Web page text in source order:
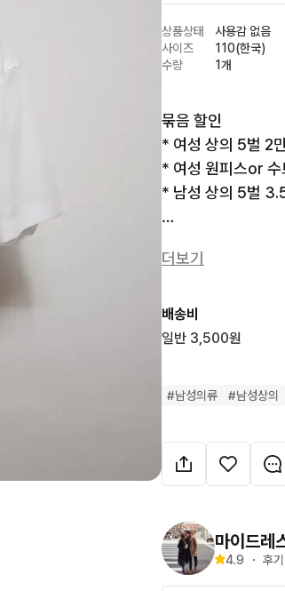
상품상태
사용감 없음
사이즈
110(한국)
수량
1개
묶음 할인
* 여성 상의 5벌 2
* 여성 원피스or
* 남성 상의 5벌
총  기  장 :73
팔  길  이 :25
- 판매금액에 따라
감과 세탁감 있을수
- 택배비 일반지역
5만원 이상 무료
더보기
배송비
일반 3,500원
#남성의류 #남성상의
마이드레
4.9 ・ 후